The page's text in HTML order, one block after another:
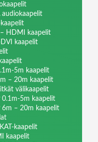
audiokaapelit
HDMI kaapelit
kaapelit
5m kaapelit
– 20m kaapelit
välikaapelit
0.1m-5m kaapelit
6m – 20m kaapelit
kaapelit
kaapelit